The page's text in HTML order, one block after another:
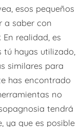
esos pequeños
a saber con
realidad, es
hayas utilizado,
similares para
has encontrado
no
tendrá
ya que es posible